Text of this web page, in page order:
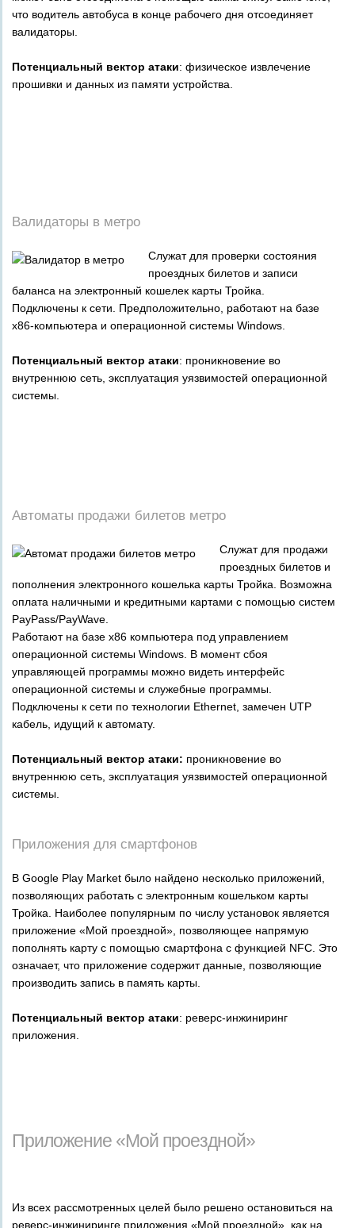
что водитель автобуса в конце рабочего дня отсоединяет
валидаторы.
Потенциальный вектор атаки: физическое извлечение
прошивки и данных из памяти устройства.
Валидаторы в метро
Служат для проверки состояния
проездных билетов и записи
баланса на электронный кошелек карты Тройка.
Подключены к сети. Предположительно, работают на базе
x86-компьютера и операционной системы Windows.
Потенциальный вектор атаки: проникновение во
внутреннюю сеть, эксплуатация уязвимостей операционной
системы.
Автоматы продажи билетов метро
Служат для продажи
проездных билетов и
пополнения электронного кошелька карты Тройка. Возможна
оплата наличными и кредитными картами с помощью систем
PayPass/PayWave.
Работают на базе x86 компьютера под управлением
операционной системы Windows. В момент сбоя
управляющей программы можно видеть интерфейс
операционной системы и служебные программы.
Подключены к сети по технологии Ethernet, замечен UTP
кабель, идущий к автомату.
Потенциальный вектор атаки: проникновение во
внутреннюю сеть, эксплуатация уязвимостей операционной
системы.
Приложения для смартфонов
В Google Play Market было найдено несколько приложений,
позволяющих работать с электронным кошельком карты
Тройка. Наиболее популярным по числу установок является
приложение «Мой проездной», позволяющее напрямую
пополнять карту с помощью смартфона с функцией NFC. Это
означает, что приложение содержит данные, позволяющие
производить запись в память карты.
Потенциальный вектор атаки: реверс-инжиниринг
приложения.
Приложение «Мой проездной»
Из всех рассмотренных целей было решено остановиться на
реверс-инжиниринге приложения «Мой проездной», как на